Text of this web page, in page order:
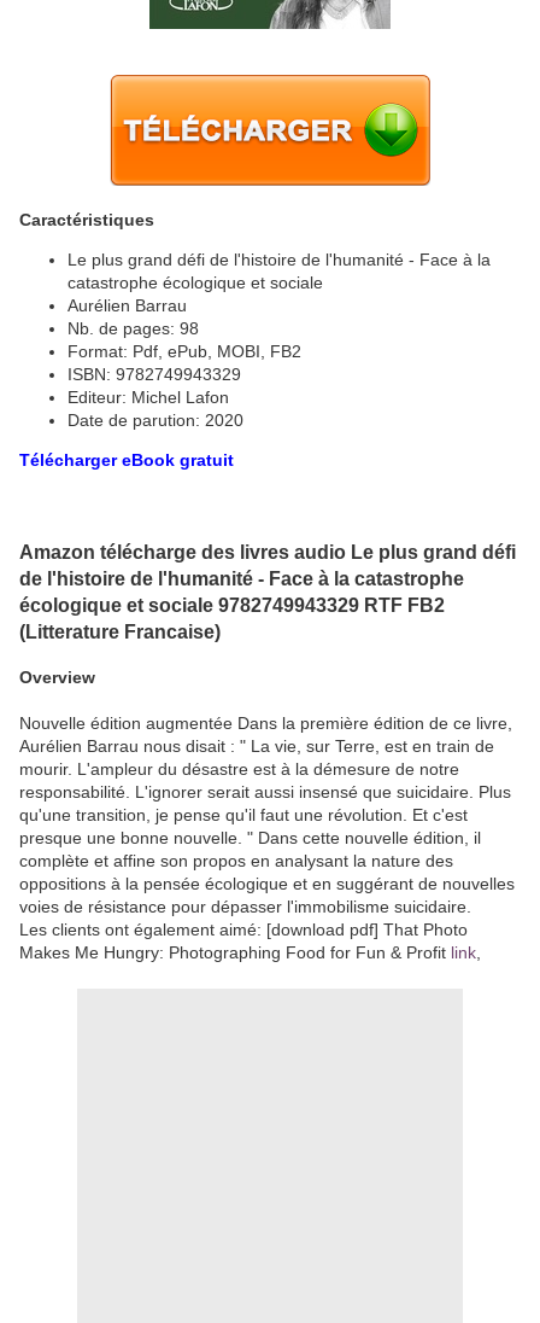
Caractéristiques
Le plus grand défi de l'histoire de l'humanité - Face à la
catastrophe écologique et sociale
Aurélien Barrau
Nb. de pages: 98
Format: Pdf, ePub, MOBI, FB2
ISBN: 9782749943329
Editeur: Michel Lafon
Date de parution: 2020
Télécharger eBook gratuit
Amazon télécharge des livres audio Le plus grand défi
de l'histoire de l'humanité - Face à la catastrophe
écologique et sociale 9782749943329 RTF FB2
(Litterature Francaise)
Overview
Nouvelle édition augmentée Dans la première édition de ce livre,
Aurélien Barrau nous disait : " La vie, sur Terre, est en train de
mourir. L'ampleur du désastre est à la démesure de notre
responsabilité. L'ignorer serait aussi insensé que suicidaire. Plus
qu'une transition, je pense qu'il faut une révolution. Et c'est
presque une bonne nouvelle. " Dans cette nouvelle édition, il
complète et affine son propos en analysant la nature des
oppositions à la pensée écologique et en suggérant de nouvelles
voies de résistance pour dépasser l'immobilisme suicidaire.
Les clients ont également aimé: [download pdf] That Photo
Makes Me Hungry: Photographing Food for Fun & Profit link